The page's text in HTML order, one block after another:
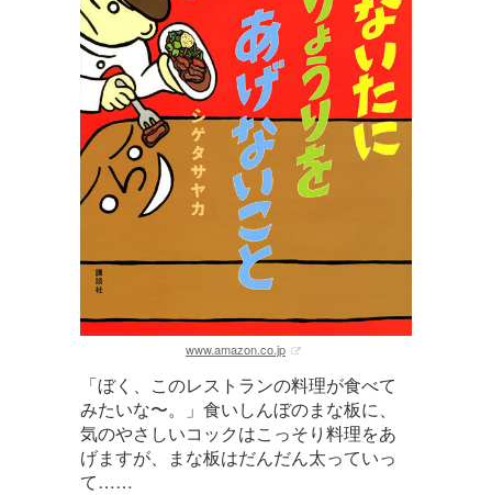
www.amazon.co.jp
「ぼく、このレストランの料理が食べて
みたいな〜。」食いしんぼのまな板に、
気のやさしいコックはこっそり料理をあ
げますが、まな板はだんだん太っていっ
て……